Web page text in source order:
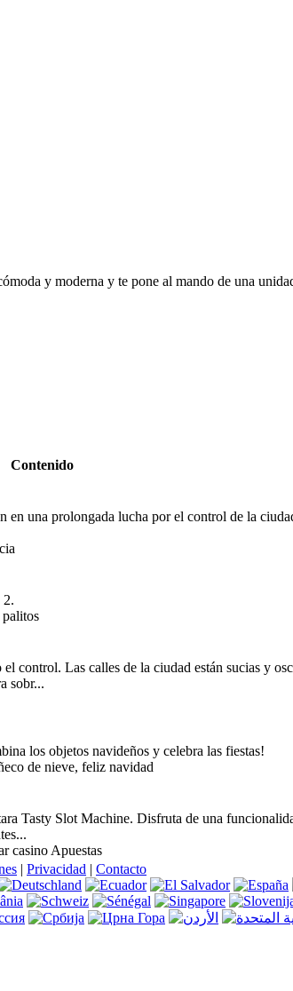
y moderna y te pone al mando de una
Contenido
en una prolongada lucha por el control de la
2.
control. Las calles de la ciudad están sucias y
sobr...
los objetos navideños y celebra las fiestas!
de nieve, feliz navidad
Tasty Slot Machine. Disfruta de una
casino Apuestas
| Privacidad | Contacto